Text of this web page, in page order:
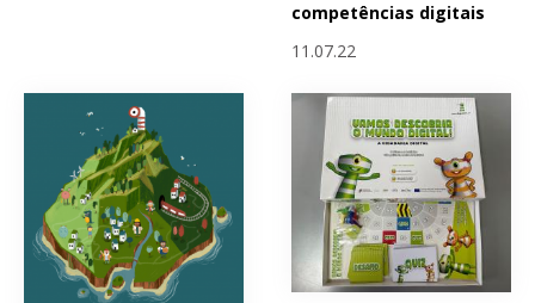
competências digitais
11.07.22